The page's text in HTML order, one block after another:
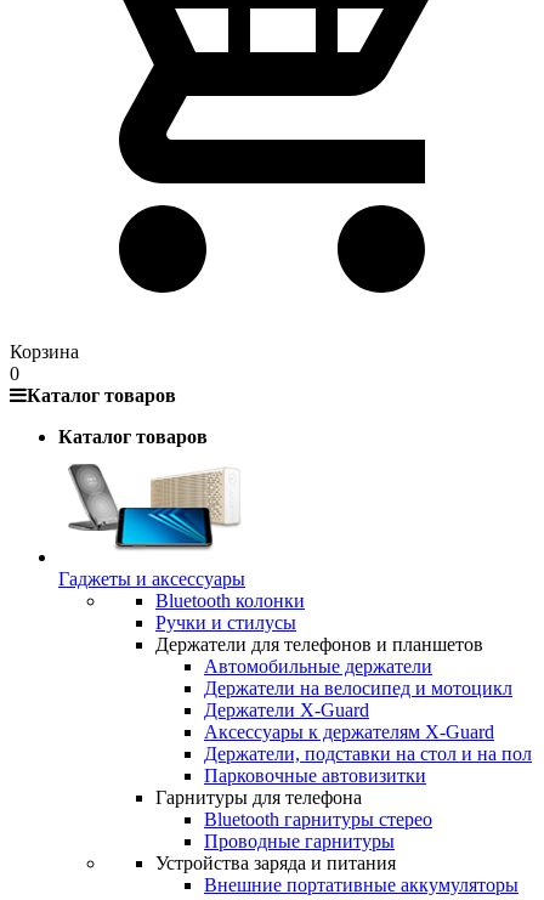
Корзина
0
Каталог товаров
Каталог товаров
Гаджеты и аксессуары
Bluetooth колонки
Ручки и стилусы
Держатели для телефонов и планшетов
Автомобильные держатели
Держатели на велосипед и мотоцикл
Держатели X-Guard
Аксессуары к держателям X-Guard
Держатели, подставки на стол и на пол
Парковочные автовизитки
Гарнитуры для телефона
Bluetooth гарнитуры стерео
Проводные гарнитуры
Устройства заряда и питания
Внешние портативные аккумуляторы